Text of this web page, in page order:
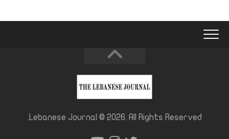
Lebanese Journal © 2026. All Rights Reserved.